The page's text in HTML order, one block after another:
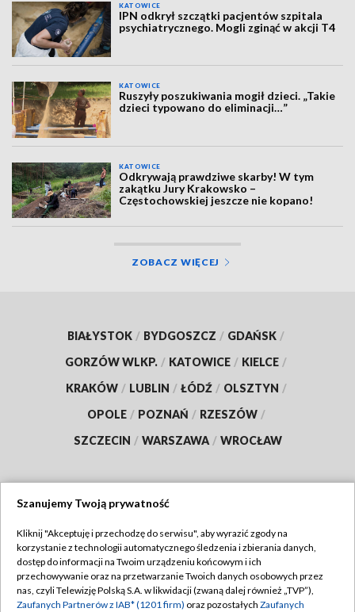
KATOWICE
IPN odkrył szczątki pacjentów szpitala
psychiatrycznego. Mogli zginąć w akcji T4
KATOWICE
Ruszyły poszukiwania mogił dzieci. „Takie
dzieci typowano do eliminacji…”
KATOWICE
Odkrywają prawdziwe skarby! W tym
zakątku Jury Krakowsko –
Częstochowskiej jeszcze nie kopano!
ZOBACZ WIĘCEJ
BIAŁYSTOK / BYDGOSZCZ / GDAŃSK /
GORZÓW WLKP. / KATOWICE / KIELCE /
KRAKÓW / LUBLIN / ŁÓDŹ / OLSZTYN /
OPOLE / POZNAŃ / RZESZÓW /
SZCZECIN / WARSZAWA / WROCŁAW
TVP
Abonament TVP
Emisja w TVP
Regulamin TVP
Polityka prywatności
Szanujemy Twoją prywatność
Kliknij "Akceptuję i przechodzę do serwisu", aby wyrazić zgody na
korzystanie z technologii automatycznego śledzenia i zbierania danych,
dostęp do informacji na Twoim urządzeniu końcowym i ich
przechowywanie oraz na przetwarzanie Twoich danych osobowych przez
nas, czyli Telewizję Polską S.A. w likwidacji (zwaną dalej również „TVP”),
Zaufanych Partnerów z IAB* (1201 firm) oraz pozostałych Zaufanych